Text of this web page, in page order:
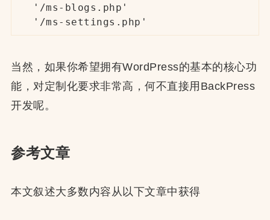
'/ms-blogs.php'
'/ms-settings.php'
当然，如果你希望拥有WordPress的基本的核心功
能，对定制化要求非常高，何不直接用BackPress
开发呢。
参考文章
本文叙述大多数内容从以下文章中获得